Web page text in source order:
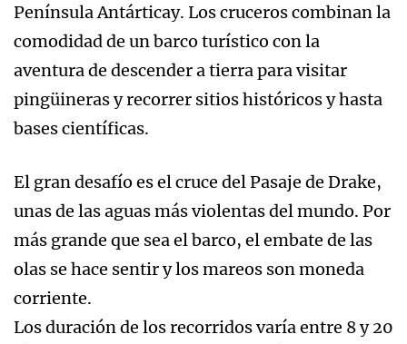
Península Antárticay. Los cruceros combinan la
comodidad de un barco turístico con la
aventura de descender a tierra para visitar
pingüineras y recorrer sitios históricos y hasta
bases científicas.
El gran desafío es el cruce del Pasaje de Drake,
unas de las aguas más violentas del mundo. Por
más grande que sea el barco, el embate de las
olas se hace sentir y los mareos son moneda
corriente.
Los duración de los recorridos varía entre 8 y 20